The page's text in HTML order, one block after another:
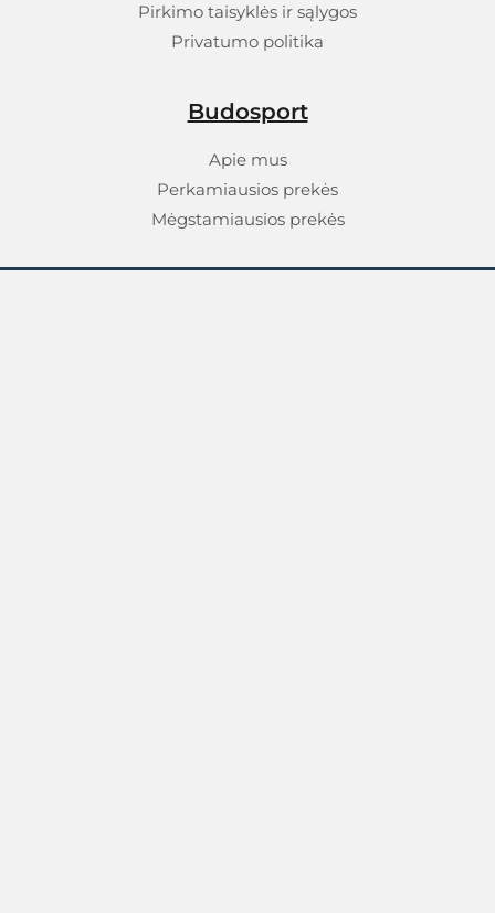
Pirkimo taisyklės ir sąlygos
Privatumo politika
Budosport
Apie mus
Perkamiausios prekės
Mėgstamiausios prekės